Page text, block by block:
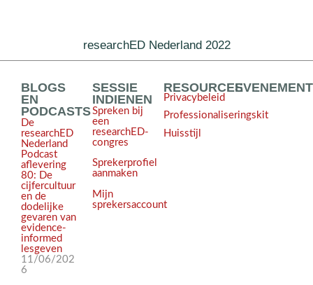
researchED Nederland 2022
BLOGS
EN
PODCASTS
De
researchED
Nederland
Podcast
aflevering
80: De
cijfercultuur
en de
dodelijke
gevaren van
evidence-
informed
lesgeven
11/06/202
6
SESSIE
INDIENEN
Spreken bij
een
researchED-
congres
Sprekerprofiel
aanmaken
Mijn
sprekersaccount
RESOURCES
Privacybeleid
Professionaliseringskit
Huisstijl